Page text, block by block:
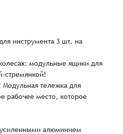
инструмента 3 шт. на
модульные ящики для
стремянкой!
Модульная тележка для
рабочее место, которое
алюминием